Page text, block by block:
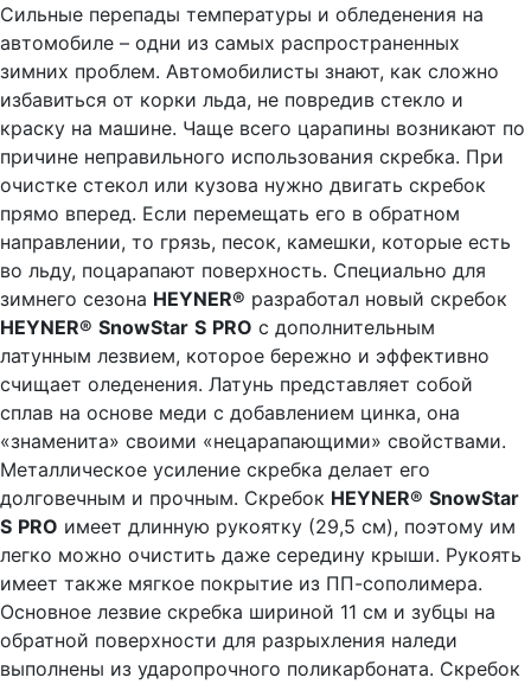
Сильные перепады температуры и обледенения на
автомобиле – одни из самых распространенных
зимних проблем. Автомобилисты знают, как сложно
избавиться от корки льда, не повредив стекло и
краску на машине. Чаще всего царапины возникают по
причине неправильного использования скребка. При
очистке стекол или кузова нужно двигать скребок
прямо вперед. Если перемещать его в обратном
направлении, то грязь, песок, камешки, которые есть
во льду, поцарапают поверхность. Специально для
зимнего сезона HEYNER® разработал новый скребок
HEYNER® SnowStar S PRO с дополнительным
латунным лезвием, которое бережно и эффективно
счищает оледенения. Латунь представляет собой
сплав на основе меди с добавлением цинка, она
«знаменита» своими «нецарапающими» свойствами.
Металлическое усиление скребка делает его
долговечным и прочным. Скребок HEYNER® SnowStar
S PRO имеет длинную рукоятку (29,5 см), поэтому им
легко можно очистить даже середину крыши. Рукоять
имеет также мягкое покрытие из ПП-сополимера.
Основное лезвие скребка шириной 11 см и зубцы на
обратной поверхности для разрыхления наледи
выполнены из ударопрочного поликарбоната. Скребок